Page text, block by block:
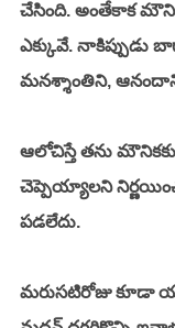
చేసింది. అంతేకాక
ఎక్కువే. నాకిప్పుడు
మనశ్శాంతిని,
ఆలోచిస్తే తను
చెప్పెయ్యాలని
పడలేదు.
మరుసటిరోజు కూడా